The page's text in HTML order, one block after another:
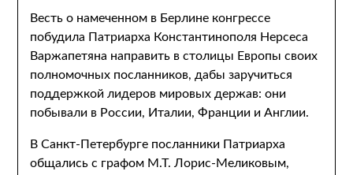
Весть о намеченном в Берлине конгрессе
побудила Патриарха Константинополя Нерсеса
Варжапетяна направить в столицы Европы своих
полномочных посланников, дабы заручиться
поддержкой лидеров мировых держав: они
побывали в России, Италии, Франции и Англии.
В Санкт-Петербурге посланники Патриарха
общались с графом М.Т. Лорис-Меликовым,